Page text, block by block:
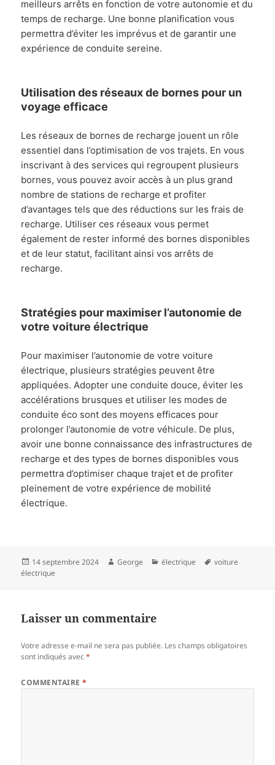
meilleurs arrêts en fonction de votre autonomie et du
temps de recharge. Une bonne planification vous
permettra d’éviter les imprévus et de garantir une
expérience de conduite sereine.
Utilisation des réseaux de bornes pour un
voyage efficace
Les réseaux de bornes de recharge jouent un rôle
essentiel dans l’optimisation de vos trajets. En vous
inscrivant à des services qui regroupent plusieurs
bornes, vous pouvez avoir accès à un plus grand
nombre de stations de recharge et profiter
d’avantages tels que des réductions sur les frais de
recharge. Utiliser ces réseaux vous permet
également de rester informé des bornes disponibles
et de leur statut, facilitant ainsi vos arrêts de
recharge.
Stratégies pour maximiser l’autonomie de
votre voiture électrique
Pour maximiser l’autonomie de votre voiture
électrique, plusieurs stratégies peuvent être
appliquées. Adopter une conduite douce, éviter les
accélérations brusques et utiliser les modes de
conduite éco sont des moyens efficaces pour
prolonger l’autonomie de votre véhicule. De plus,
avoir une bonne connaissance des infrastructures de
recharge et des types de bornes disponibles vous
permettra d’optimiser chaque trajet et de profiter
pleinement de votre expérience de mobilité
électrique.
Publié
le
14 septembre 2024 Auteur
George Catégories
électrique
Mots-
voiture
électrique
Laisser un commentaire
Votre adresse e-mail ne sera pas publiée. Les champs obligatoires
sont indiqués avec*
COMMENTAIRE*